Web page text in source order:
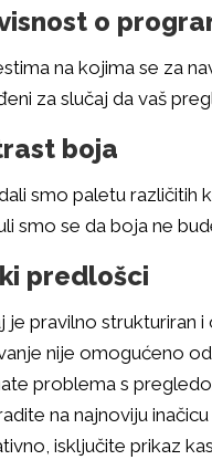
o
na kojima se za
za slučaj da vaš
boja
smo paletu različitih
smo se da boja ne
predlošci
je pravilno strukturiran i
nije omogućeno
problema s
na najnoviju inačicu
isključite prikaz